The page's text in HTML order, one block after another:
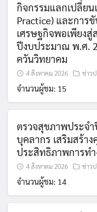
กิจกรรมแลกเปลี่ย
Practice) และการ
เศรษฐกิจพอเพียง
ปีงบประมาณ พ.ศ.
ควันวิทยาคม
4 สิงหาคม 2026 ข่าว
จำนวนผู้ชม: 15
ตรวจสุขภาพประจ
บุคลากร เสริมสร้า
ประสิทธิภาพการท
4 สิงหาคม 2026 ข่าว
จำนวนผู้ชม: 14